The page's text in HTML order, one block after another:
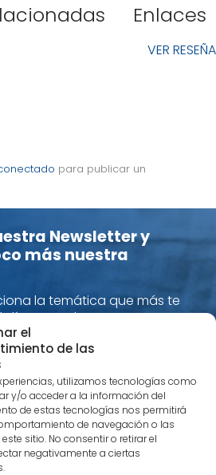
el
de las
utilizamos tecnologías como
y/o acceder a la información del
de estas tecnologías nos permitirá
de navegación o las
sitio. No consentir o retirar el
negativamente a ciertas
Enlaces
VER
para publicar un
Newsletter y
más nuestra
la temática que más te
día tanto de nuestras
como de noticias
editorial.
contigo tu pasión por los
una nueva conciencia.
y espíritu con nuestras